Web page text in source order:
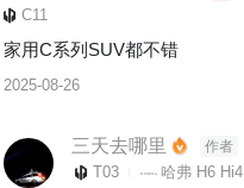
C11
家用C系列SUV都不错
2025-08-26
三天去哪里 作者
T03 哈弗 H6 Hi4